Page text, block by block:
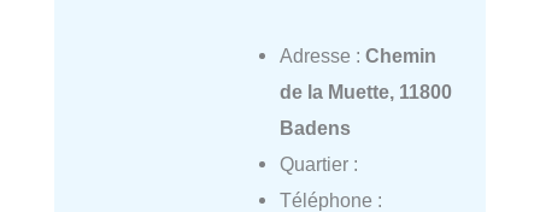
Adresse : Chemin
de la Muette, 11800
Badens
Quartier :
Téléphone :